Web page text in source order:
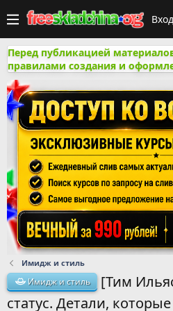
Вход
Перед публикацией
правилами создания и
Имидж и стиль
Имидж и стиль
[Тим
статус. Детали,